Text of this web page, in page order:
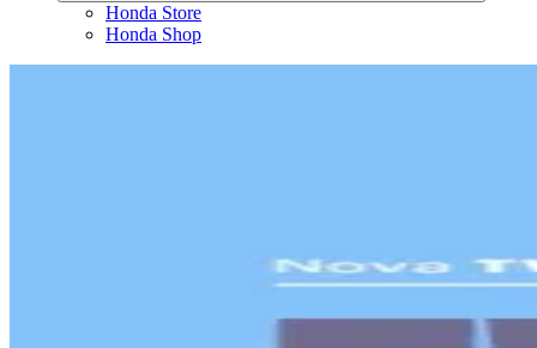
Honda Store
Honda Shop